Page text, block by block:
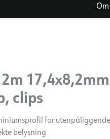
clips
for
belysning